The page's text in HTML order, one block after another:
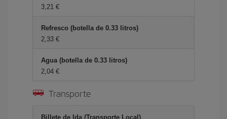
3,21 €
Refresco (botella de 0.33 litros)
2,33 €
Agua (botella de 0.33 litros)
2,04 €
Transporte
Billete de Ida (Transporte Local)